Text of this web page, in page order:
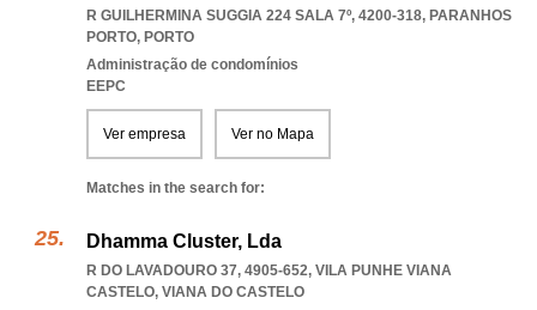
R GUILHERMINA SUGGIA 224 SALA 7º, 4200-318, PARANHOS
PORTO, PORTO
Administração de condomínios
EEPC
Ver empresa Ver no Mapa
Matches in the search for:
Dhamma Cluster, Lda
R DO LAVADOURO 37, 4905-652, VILA PUNHE VIANA
CASTELO, VIANA DO CASTELO